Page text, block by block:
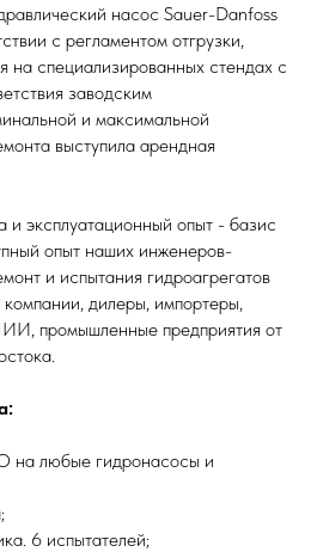
насос Sauer-Danfoss
с регламентом отгрузки,
на специализированных стендах с
заводским
и максимальной
выступила арендная
эксплуатационный опыт - базис
опыт наших инженеров-
и испытания гидроагрегатов
дилеры, импортеры,
промышленные предприятия от
на любые гидронасосы и
6 испытателей;